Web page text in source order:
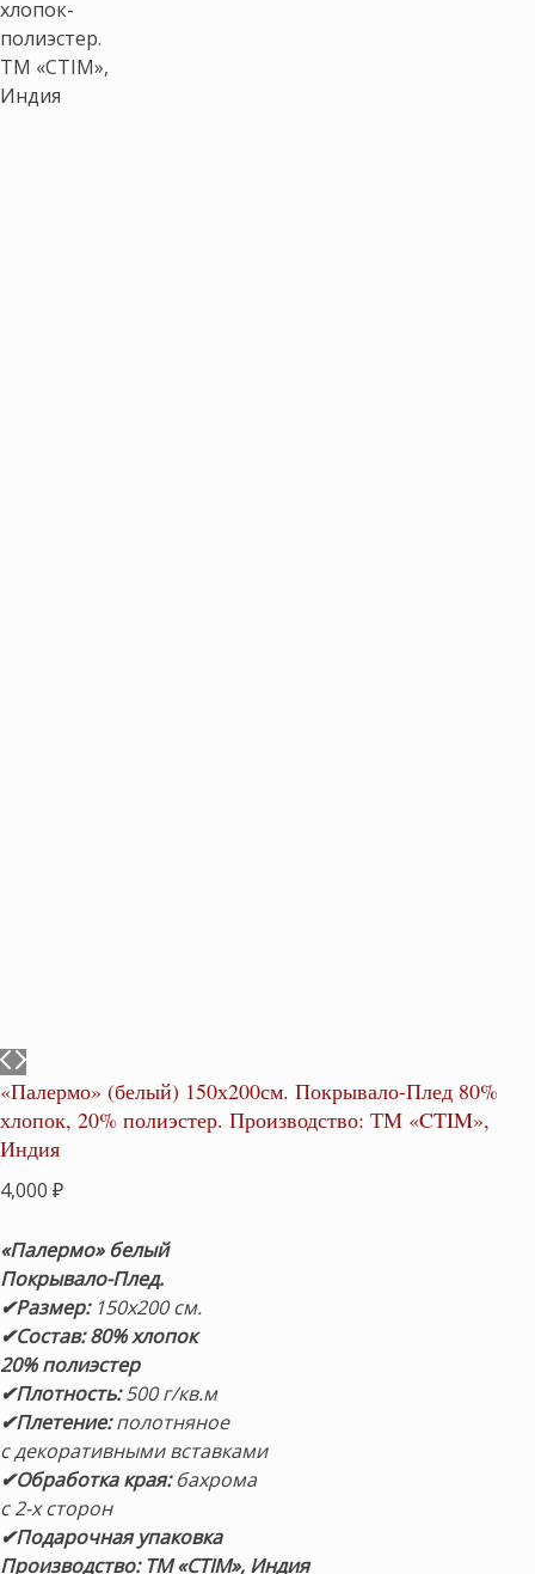
«Палермо» (белый) 150х200см. Покрывало-Плед 80%
хлопок, 20% полиэстер. Производство: ТМ «CTIM»,
Индия
4,000 ₽
«Палермо» белый
Покрывало-Плед.
✔Размер:150х200 см.
✔Состав: 80% хлопок
20% полиэстер
✔Плотность:500 г/кв.м
✔Плетение:полотняное
с декоративными вставками
✔Обработка края:бахрома
с 2-х сторон
✔Подарочная упаковка
Производство: ТМ «CTIM», Индия